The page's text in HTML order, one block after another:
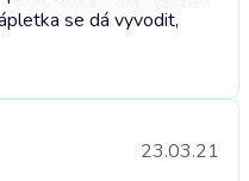
se dá vyvodit,
23.03.21